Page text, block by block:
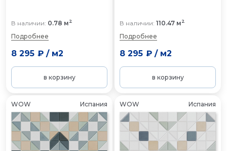
В наличии: 0.78 м2
Подробнее
8 295 ₽/ м2
в корзину
В наличии: 110.47 м2
Подробнее
8 295 ₽/ м2
в корзину
WOW Испания WOW Испания